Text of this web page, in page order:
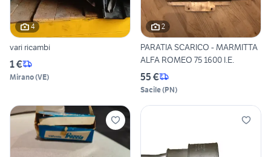
4
vari ricambi
1 €
Mirano(VE)
2
PARATIA SCARICO - MARMITTA
ALFA ROMEO 75 1600 I.E.
55 €
Sacile(PN)